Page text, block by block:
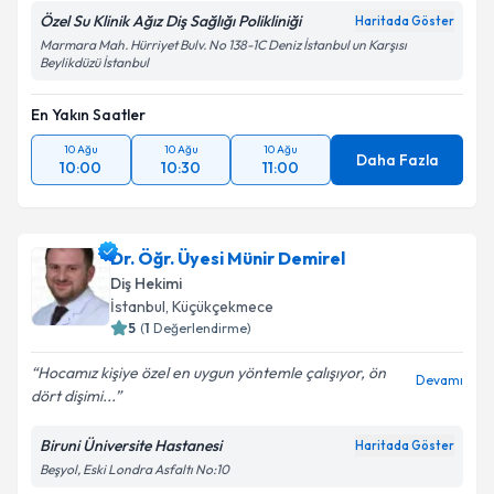
Özel Su Klinik Ağız Diş Sağlığı Polikliniği Haritada Göster
Marmara Mah. Hürriyet Bulv. No 138-1C Deniz İstanbul un Karşısı
Beylikdüzü İstanbul
En Yakın Saatler
10 Ağu
10:00
10 Ağu
10:30
10 Ağu
11:00 Daha Fazla
Dr. Öğr. Üyesi Münir Demirel
Diş Hekimi
İstanbul, Küçükçekmece
5 (1 Değerlendirme)
Hocamız kişiye özel en uygun yöntemle çalışıyor, ön
dört dişimi...
Devamı
Biruni Üniversite Hastanesi Haritada Göster
Beşyol, Eski Londra Asfaltı No:10